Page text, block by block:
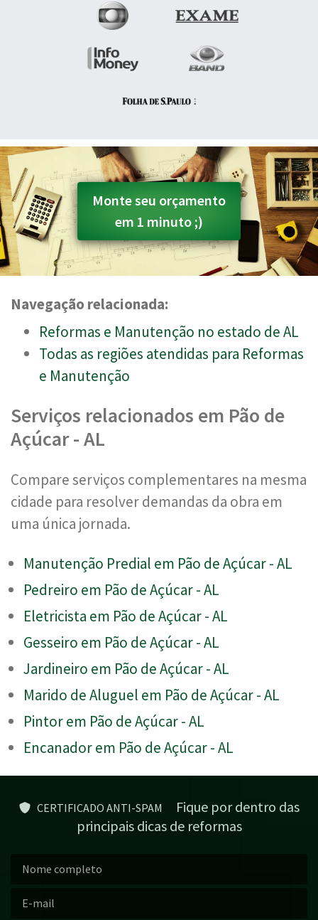
Monte seu orçamento
em 1 minuto ;)
Navegação relacionada:
Reformas e Manutenção no estado de AL
Todas as regiões atendidas para Reformas
e Manutenção
Serviços relacionados em Pão de
Açúcar - AL
Compare serviços complementares na mesma
cidade para resolver demandas da obra em
uma única jornada.
Manutenção Predial em Pão de Açúcar - AL
Pedreiro em Pão de Açúcar - AL
Eletricista em Pão de Açúcar - AL
Gesseiro em Pão de Açúcar - AL
Jardineiro em Pão de Açúcar - AL
Marido de Aluguel em Pão de Açúcar - AL
Pintor em Pão de Açúcar - AL
Encanador em Pão de Açúcar - AL
CERTIFICADO ANTI-SPAM
Fique por dentro das
principais dicas de reformas